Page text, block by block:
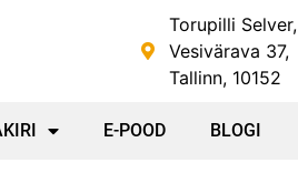
Torupilli Selver,
Vesivärava 37,
Tallinn, 10152
E-POOD BLOGI